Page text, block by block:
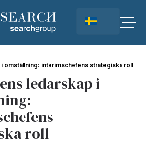
omställning: interimschefens strategiska roll
ledarskap i
roll